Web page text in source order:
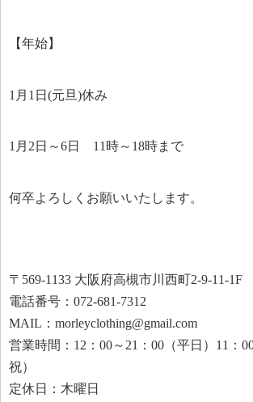
【年始】
1月1日(元旦)休み
1月2日～6日 11時～18時まで
何卒よろしくお願いいたします。
〒569-1133 大阪府高槻市川西町2-9-11-1F
電話番号：072-681-7312
MAIL：morleyclothing@gmail.com
営業時間：12：00～21：00（平日）11：
祝）
定休日：木曜日